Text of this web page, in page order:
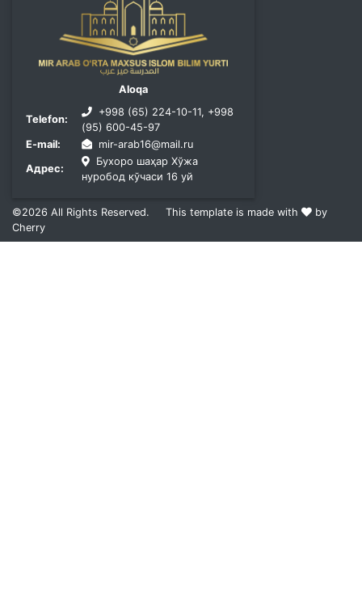
Aloqa
Telefon:
+998 (65) 224-10-11, +998
(95) 600-45-97
E-mail:
mir-arab16@mail.ru
Адрес:
Бухоро шаҳар Хўжа
нуробод кўчаси 16 уй
©2026 All Rights Reserved. This template is made with
by
Cherry